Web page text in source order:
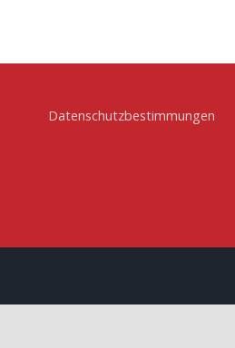
Datenschutzbestimmungen